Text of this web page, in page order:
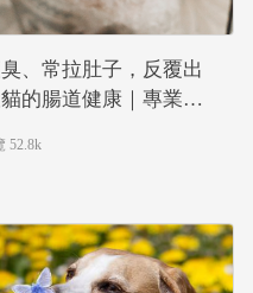
、常拉肚子，反覆出
的腸道健康｜專業獸
52.8k